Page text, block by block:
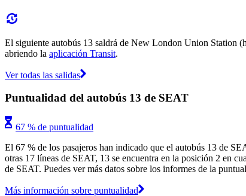
El siguiente autobús 13 saldrá de New London Union Station
abriendo la aplicación Transit.
Ver todas las salidas
Puntualidad del autobús 13 de SEAT
67 % de puntualidad
El 67 % de los pasajeros han indicado que el autobús 13 de
otras 17 líneas de SEAT, 13 se encuentra en la posición 2 en
de SEAT. Puedes ver más datos sobre los informes de la
Más información sobre puntualidad